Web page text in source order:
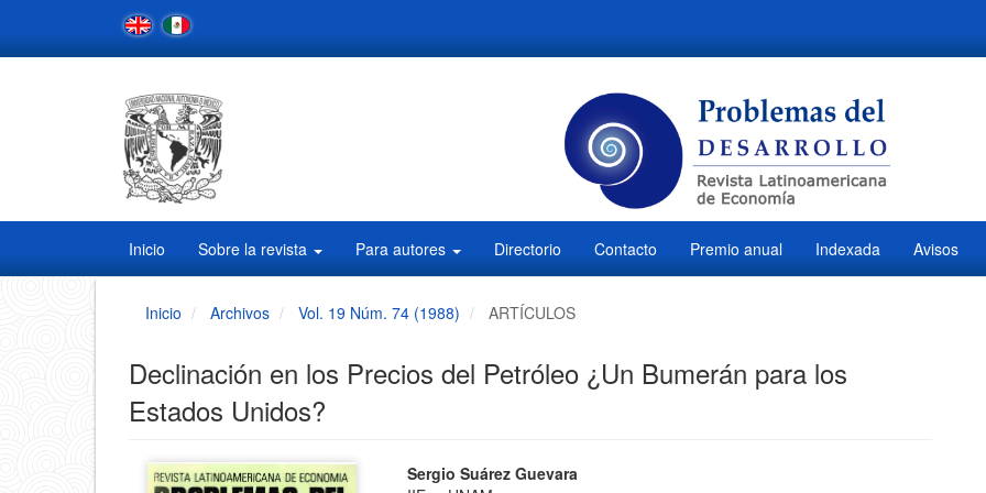
Contenido
Inicio Sobre la revista Para autores Directorio Contacto Premio anual Indexada Avisos
Inicio Archivos Vol. 19 Núm. 74 (1988) ARTÍCULOS
Declinación en los Precios del Petróleo ¿Un Bumerán para los
Estados Unidos?
Barra
Contenido
Sergio Suárez Guevara